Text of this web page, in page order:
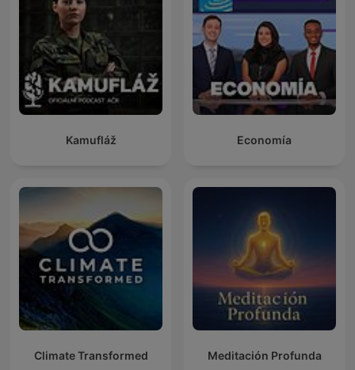
Kamufláž Economía
Climate Transformed Meditación Profunda